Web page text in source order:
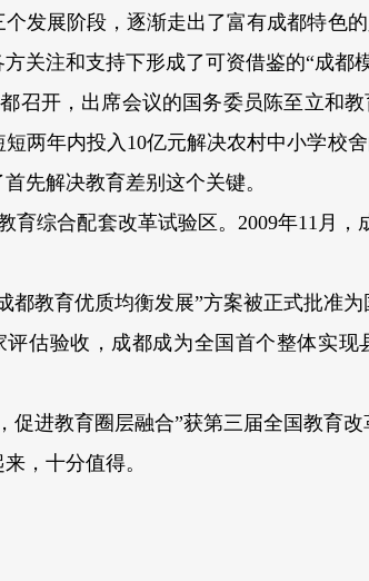
发展阶段，逐渐走出了富有成都特色
关注和支持下形成了可资借鉴的“成都模
召开，出席会议的国务委员陈至立和
两年内投入10亿元解决农村中小学校
先解决教育差别这个关键。
育综合配套改革试验区。2009年11月
教育优质均衡发展”方案被正式批准为
估验收，成都成为全国首个整体实
进教育圈层融合”获第三届全国教育改
，十分值得。